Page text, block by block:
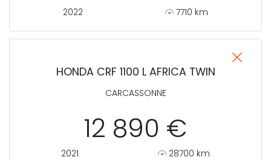
2022 7710 km
HONDA CRF 1100 L AFRICA TWIN
CARCASSONNE
12 890 €
2021 28700 km